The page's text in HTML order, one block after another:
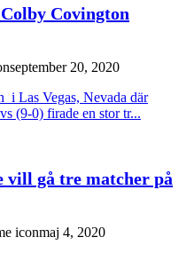
Covington
september 20, 2020
i Las Vegas, Nevada där
(9-0) firade en stor tr...
vill gå tre matcher på
maj 4, 2020